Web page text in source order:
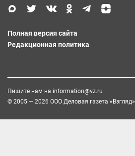
Полная версия сайта
Редакционная политика
Пишите нам на information@vz.ru
© 2005 — 2026 ООО Деловая газета «Взгляд»